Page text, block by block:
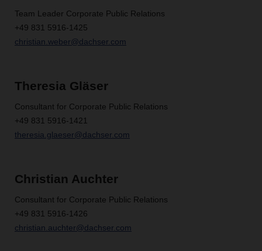
Team Leader Corporate Public Relations
+49 831 5916-1425
christian.weber@dachser.com
Theresia Gläser
Consultant for Corporate Public Relations
+49 831 5916-1421
theresia.glaeser@dachser.com
Christian Auchter
Consultant for Corporate Public Relations
+49 831 5916-1426
christian.auchter@dachser.com